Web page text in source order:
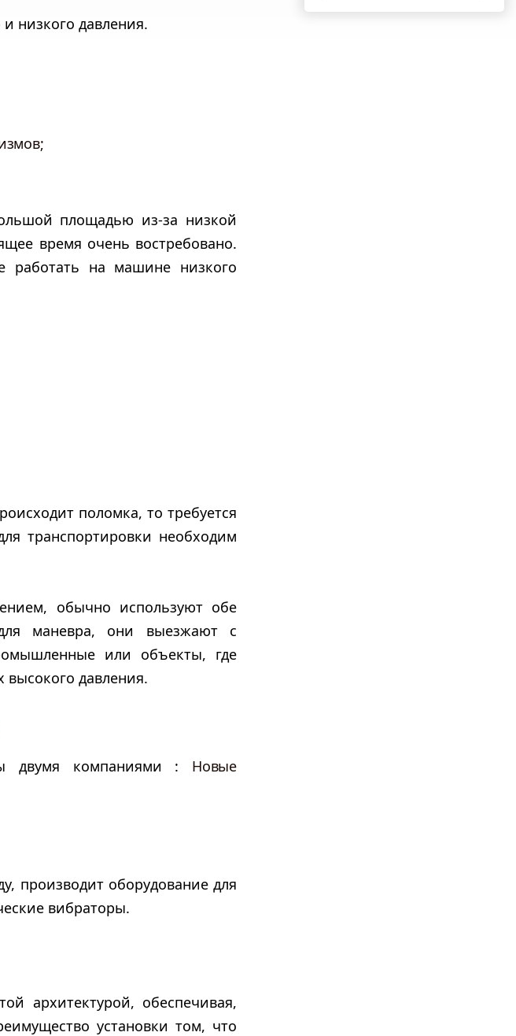
низкого давления.
площадью из-за низкой
время очень востребовано.
работать на машине низкого
поломка, то требуется
транспортировки необходим
обычно используют обе
маневра, они выезжают с
или объекты, где
давления.
двумя компаниями : Новые
производит оборудование для
вибраторы.
архитектурой, обеспечивая,
установки том, что